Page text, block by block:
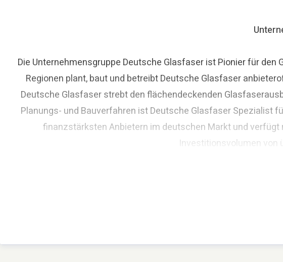
Die Unternehmensgruppe Deutsche Glasfaser ist Pionier für
Regionen plant, baut und betreibt Deutsche Glasfaser
Deutsche Glasfaser strebt den flächendeckenden
Planungs- und Bauverfahren ist Deutsche Glasfaser Spezialist
finanzstärksten Anbietern im deutschen Markt und
Investitionsvolumen von